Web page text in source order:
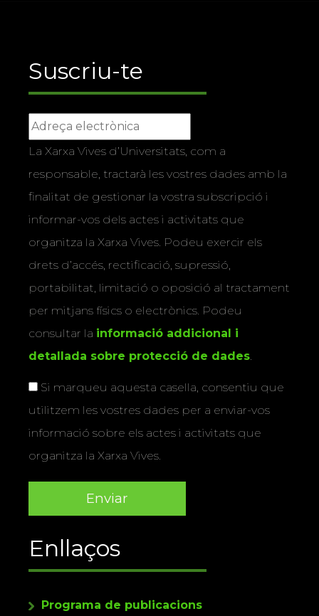
Suscriu-te
La Xarxa Vives d’Universitats, com a
responsable, tractarà les vostres dades amb la
finalitat de gestionar la vostra subscripció i
informar-vos dels actes i activitats que
organitza la Xarxa Vives. Podeu exercir els
drets d’accés, rectificació, supressió,
portabilitat, limitació o oposició al tractament
per mitjans físics o electrònics. Podeu
consultar la informació addicional i
detallada sobre protecció de dades.
Si marqueu aquesta casella, consentiu que
utilitzem les vostres dades per a enviar-vos
informació sobre els actes i activitats que
organitza la Xarxa Vives.
Enllaços
Programa de publicacions